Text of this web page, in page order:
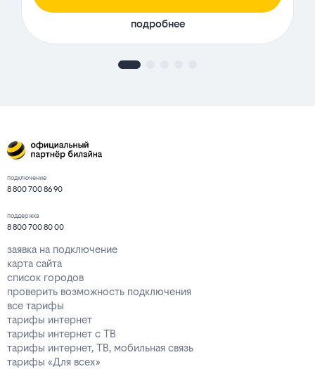
подробнее
подключение
8 800 700 86 90
поддержка
8 800 700 80 00
заявка на подключение
карта сайта
список городов
проверить возможность подключения
все тарифы
тарифы интернет
тарифы интернет с ТВ
тарифы интернет, ТВ, мобильная связь
тарифы «Для всех»